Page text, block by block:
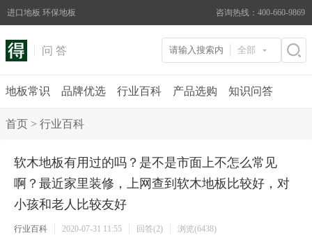
进口地板 环保地板 咨询热线：400-660-9869
问 答 全部
地板常识 品牌优选 行业百科 产品选购 知识问答
首页 > 行业百科
软木地板有用过的吗？是不是市面上不怎么常见
啊？最近家里装修，上网查到软木地板比较好，对
小孩和老人比较友好
行业百科 2020-07-31 11:55 回答(2) 浏览(6438)